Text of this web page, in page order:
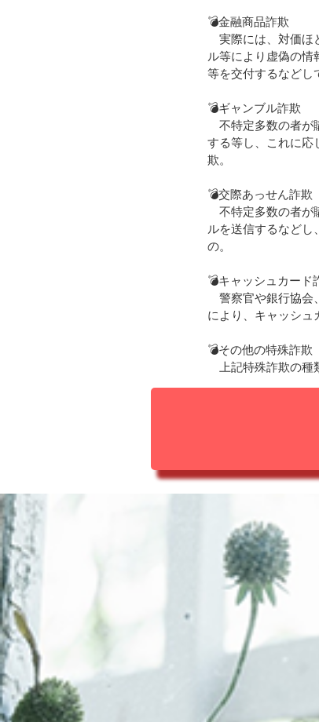
💣金融商品詐欺
実際には、対価ほ
ル等により虚偽の
等を交付するなどし
💣ギャンブル詐欺
不特定多数の者が
する等し、これに応
欺。
💣交際あっせん詐欺
不特定多数の者が
ルを送信するなど
の。
💣キャッシュカード
警察官や銀行協会
により、キャッシュ
💣その他の特殊詐欺
上記特殊詐欺の種